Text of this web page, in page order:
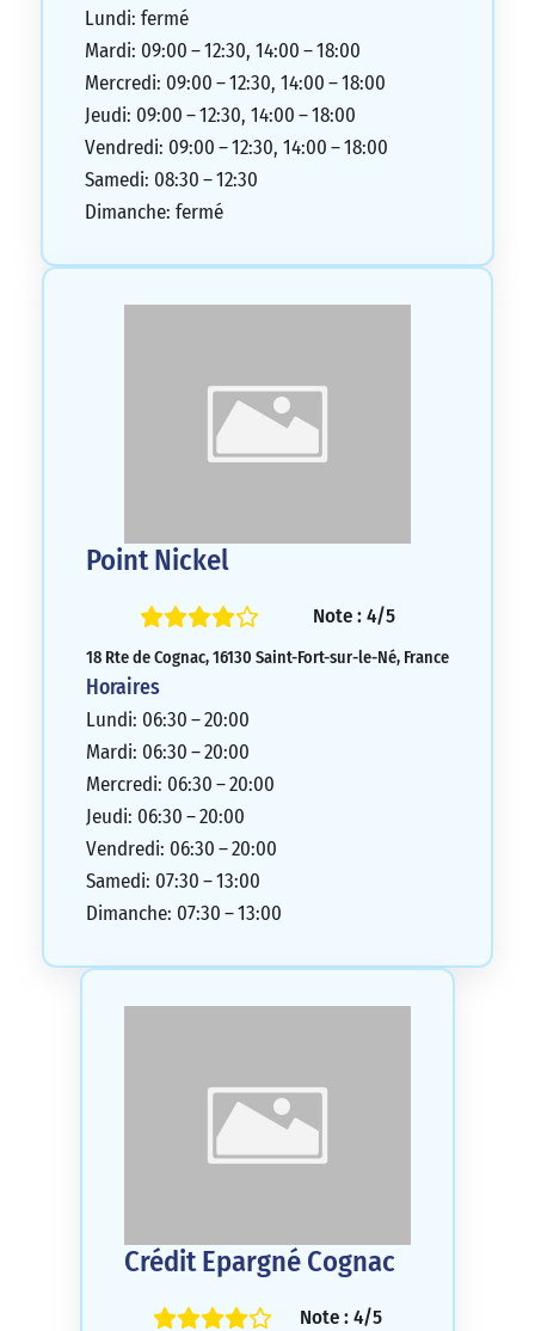
Lundi: fermé
Mardi: 09:00 – 12:30, 14:00 – 18:00
Mercredi: 09:00 – 12:30, 14:00 – 18:00
Jeudi: 09:00 – 12:30, 14:00 – 18:00
Vendredi: 09:00 – 12:30, 14:00 – 18:00
Samedi: 08:30 – 12:30
Dimanche: fermé
Point Nickel
Note : 4/5
18 Rte de Cognac, 16130 Saint-Fort-sur-le-Né, France
Horaires
Lundi: 06:30 – 20:00
Mardi: 06:30 – 20:00
Mercredi: 06:30 – 20:00
Jeudi: 06:30 – 20:00
Vendredi: 06:30 – 20:00
Samedi: 07:30 – 13:00
Dimanche: 07:30 – 13:00
Crédit Epargné Cognac
Note : 4/5